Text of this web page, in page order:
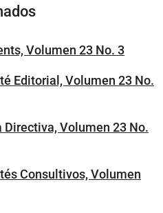
Volumen 23 No. 3
Editorial, Volumen 23 No.
Volumen 23 No.
Consultivos, Volumen